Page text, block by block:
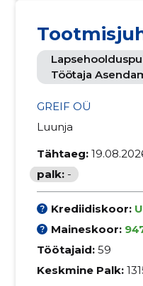
Töötaja
GREIF OÜ
Luunja
Tähtaeg:
palk: -
Krediidiskoor:
Maineskoor:
Töötajaid: 59
Keskmine Palk: